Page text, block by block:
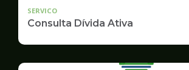
SERVICO
Consulta Dívida Ativa